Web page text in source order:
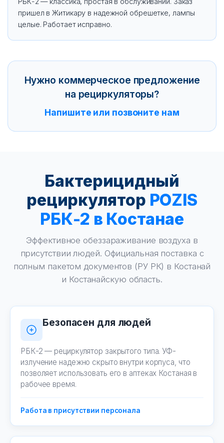
пришел в Житикару в надежной обрешетке, лампы
целые. Работает исправно.
Нужно коммерческое предложение
на рециркуляторы?
Напишите или позвоните нам
Бактерицидный
рециркулятор POZIS
РБК-2 в Костанае
Эффективное обеззараживание воздуха в
присутствии людей. Официальная поставка с
полным пакетом документов (РУ РК) в Костанай
и Костанайскую область.
Безопасен для людей
РБК-2 — рециркулятор закрытого типа. УФ-
излучение надежно скрыто внутри корпуса, что
позволяет использовать его в аптеках Костаная в
рабочее время.
Работа в присутствии персонала